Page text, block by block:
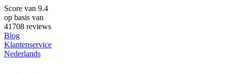
Score van 9.4
op basis van
41708 reviews
Blog
Klantenservice
Nederlands